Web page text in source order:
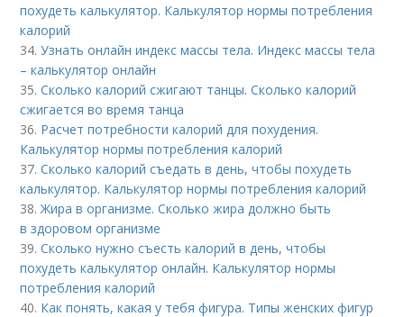
похудеть калькулятор. Калькулятор нормы потребления
калорий
34.Узнать онлайн индекс массы тела. Индекс массы тела
– калькулятор онлайн
35.Сколько калорий сжигают танцы. Сколько калорий
сжигается во время танца
36. Расчет потребности калорий для похудения.
Калькулятор нормы потребления калорий
37.Сколько калорий съедать в день, чтобы похудеть
калькулятор. Калькулятор нормы потребления калорий
38.Жира в организме. Сколько жира должно быть
в здоровом организме
39.Сколько нужно съесть калорий в день, чтобы
похудеть калькулятор онлайн. Калькулятор нормы
потребления калорий
40. Как понять, какая у тебя фигура. Типы женских фигур